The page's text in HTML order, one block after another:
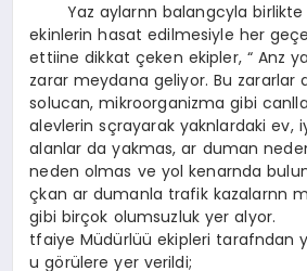
Yaz aylarnn balangcyla birlikte
ekinlerin hasat edilmesiyle her
ettiine dikkat çeken ekipler, “ Anz
zarar meydana geliyor. Bu zararlar
solucan, mikroorganizma gibi
alevlerin sçrayarak yaknlardaki ev,
alanlar da yakmas, ar duman
neden olmas ve yol kenarnda
çkan ar dumanla trafik kazalarnn
gibi birçok olumsuzluk yer alyor.
tfaiye Müdürlüü ekipleri tarafndan
u görülere yer verildi;